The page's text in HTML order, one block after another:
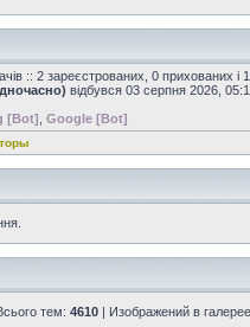
:: 2 зареєстрованих, 0 прихованих і
відбувся 03 серпня 2026,
[Bot] Google [Bot]
тем: 4610 | Изображений в